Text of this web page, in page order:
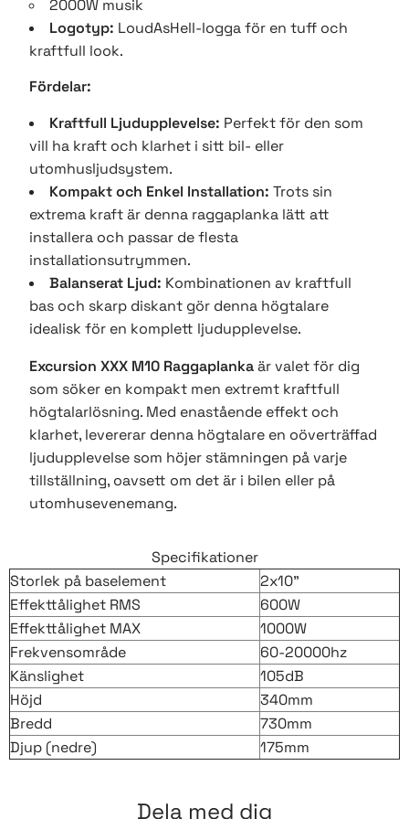
2000W musik
Logotyp: LoudAsHell-logga för en tuff och
kraftfull look.
Fördelar:
Kraftfull Ljudupplevelse: Perfekt för den som
vill ha kraft och klarhet i sitt bil- eller
utomhusljudsystem.
Kompakt och Enkel Installation: Trots sin
extrema kraft är denna raggaplanka lätt att
installera och passar de flesta
installationsutrymmen.
Balanserat Ljud: Kombinationen av kraftfull
bas och skarp diskant gör denna högtalare
idealisk för en komplett ljudupplevelse.
Excursion XXX M10 Raggaplankaär valet för dig
som söker en kompakt men extremt kraftfull
högtalarlösning. Med enastående effekt och
klarhet, levererar denna högtalare en oöverträffad
ljudupplevelse som höjer stämningen på varje
tillställning, oavsett om det är i bilen eller på
utomhusevenemang.
Specifikationer
Storlek på baselement
2x10"
Effekttålighet RMS
600W
Effekttålighet MAX
1000W
Frekvensområde
60-20000hz
Känslighet
105dB
Höjd
340mm
Bredd
730mm
Djup (nedre)
175mm
Dela med dig